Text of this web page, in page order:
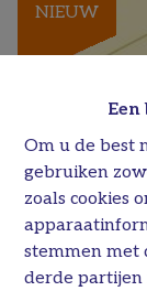
Om u de best
gebruiken
zoals cookies
stemmen met
derde partijen
NIEUW